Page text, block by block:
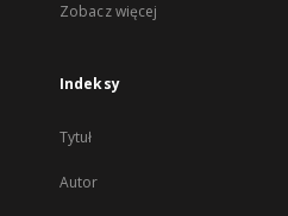
Zobacz więcej
Indeksy
Tytuł
Autor